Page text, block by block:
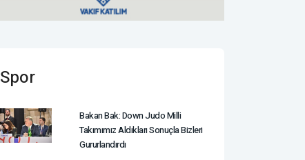
Spor
Bakan Bak: Down Judo Milli
Takımımız Aldıkları Sonuçla Bizleri
Gururlandırdı